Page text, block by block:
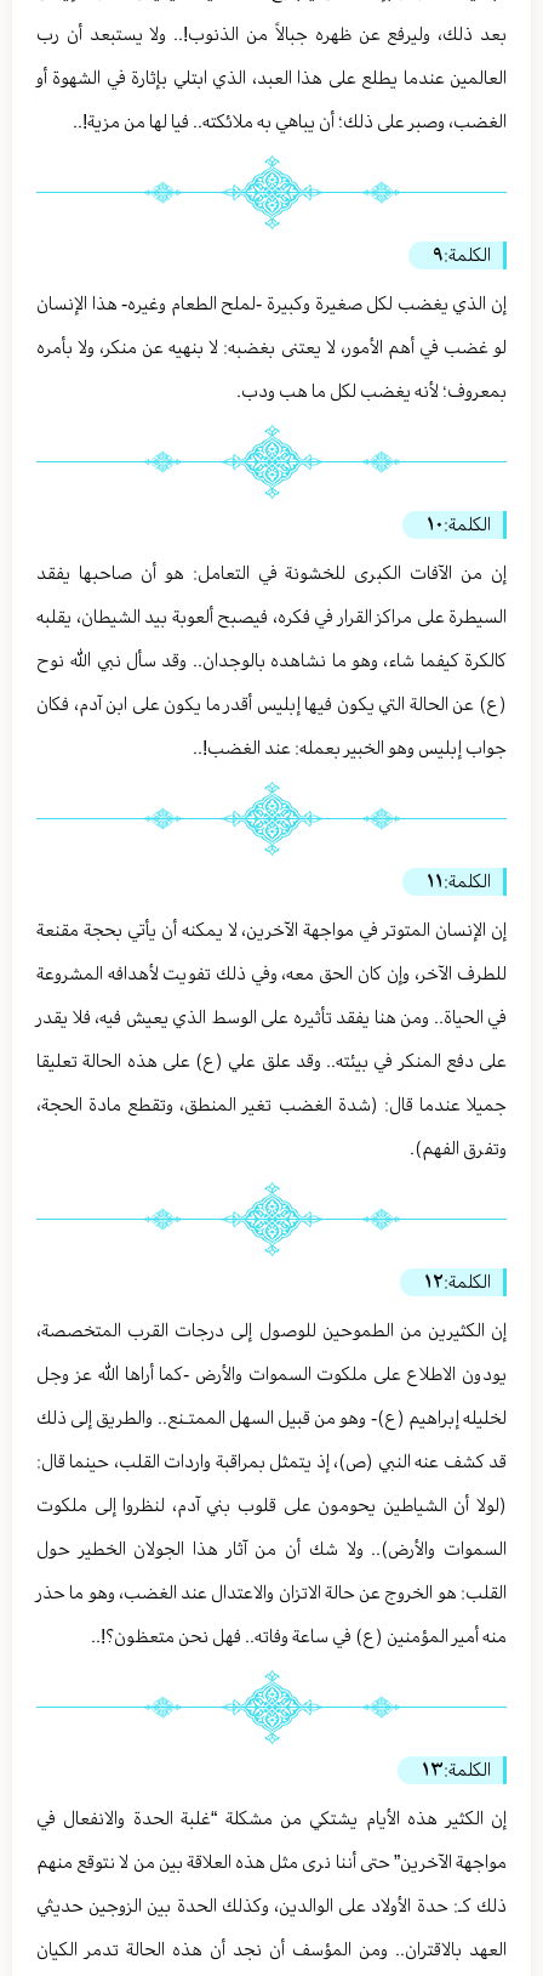
بعد ذلك، وليرفع عن ظهره جبالاً من الذنوب!.. ولا يستبعد أن رب
العالمين عندما يطلع على هذا العبد، الذي ابتلي بإثارة في الشهوة أو
الغضب، وصبر على ذلك؛ أن يباهي به ملائكته.. فيا لها من مزية!..
الكلمة:٩
إن الذي يغضب لكل صغيرة وكبيرة -لملح الطعام وغيره- هذا الإنسان
لو غضب في أهم الأمور، لا يعتنى بغضبه: لا بنهيه عن منكر، ولا بأمره
بمعروف؛ لأنه يغضب لكل ما هب ودب.
الكلمة:١٠
إن من الآفات الكبرى للخشونة في التعامل: هو أن صاحبها يفقد
السيطرة على مراكز القرار في فكره، فيصبح ألعوبة بيد الشيطان، يقلبه
كالكرة كيفما شاء، وهو ما نشاهده بالوجدان.. وقد سأل نبي الله نوح
(ع) عن الحالة التي يكون فيها إبليس أقدر ما يكون على ابن آدم، فكان
جواب إبليس وهو الخبير بعمله: عند الغضب!..
الكلمة:١١
إن الإنسان المتوتر في مواجهة الآخرين، لا يمكنه أن يأتي بحجة مقنعة
للطرف الآخر، وإن كان الحق معه، وفي ذلك تفويت لأهدافه المشروعة
في الحياة.. ومن هنا يفقد تأثيره على الوسط الذي يعيش فيه، فلا يقدر
على دفع المنكر في بيئته.. وقد علق علي (ع) على هذه الحالة تعليقا
جميلا عندما قال: (شدة الغضب تغير المنطق، وتقطع مادة الحجة،
وتفرق الفهم).
الكلمة:١٢
إن الكثيرين من الطموحين للوصول إلى درجات القرب المتخصصة،
يودون الاطلاع على ملكوت السموات والأرض -كما أراها الله عز وجل
لخليله إبراهيم (ع)- وهو من قبيل السهل الممتـنع.. والطريق إلى ذلك
قد كشف عنه النبي (ص)، إذ يتمثل بمراقبة واردات القلب، حينما قال:
(لولا أن الشياطين يحومون على قلوب بني آدم، لنظروا إلى ملكوت
السموات والأرض).. ولا شك أن من آثار هذا الجولان الخطير حول
القلب: هو الخروج عن حالة الاتزان والاعتدال عند الغضب، وهو ما حذر
منه أمير المؤمنين (ع) في ساعة وفاته.. فهل نحن متعظون؟!..
الكلمة:١٣
إن الكثير هذه الأيام يشتكي من مشكلة “غلبة الحدة والانفعال في
مواجهة الآخرين” حتى أننا نرى مثل هذه العلاقة بين من لا نتوقع منهم
ذلك كـ: حدة الأولاد على الوالدين، وكذلك الحدة بين الزوجين حديثي
العهد بالاقتران.. ومن المؤسف أن نجد أن هذه الحالة تدمر الكيان